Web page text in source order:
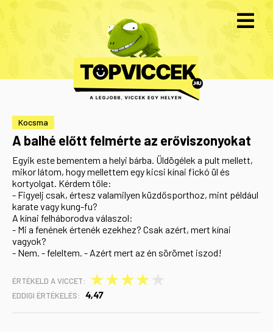
Kocsma
A balhé előtt felmérte az erőviszonyokat
Egyik este bementem a helyi bárba. Üldögélek a pult mellett,
mikor látom, hogy mellettem egy kicsi kínai fickó ül és
kortyolgat. Kérdem tőle:
- Figyelj csak, értesz valamilyen küzdősporthoz, mint például
karate vagy kung-fu?
A kínai felháborodva válaszol:
- Mi a fenének értenék ezekhez? Csak azért, mert kínai
vagyok?
- Nem. - feleltem. - Azért mert az én sörömet iszod!
ÉRTÉKELD A VICCET: ★
★
★
★
EDDIGI ÉRTÉKELÉS: 4,47